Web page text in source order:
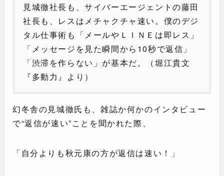
見城徹社長も、サイバーエージェントの藤田
社長も、レスはメチャクチャ速い。僕のデジ
タル仕事術も「メールやＬＩＮＥは即レス」
「メッセージを見た瞬間から10秒で返信」
「渋滞を作らない」が基本だ。（堀江貴文
『多動力』より）
幻冬舎の見城徹氏も、雑誌か何かのインタビュー
で“返信が速い”ことを聞かれた際、
「自分よりも秋元康の方が返信は速い！」